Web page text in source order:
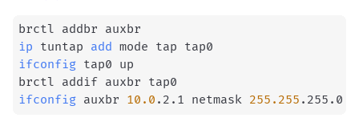
ip tuntap add
ifconfig tap0 up
ifconfig auxbr 10.0 .2.1 netmask 255.255 .255.0